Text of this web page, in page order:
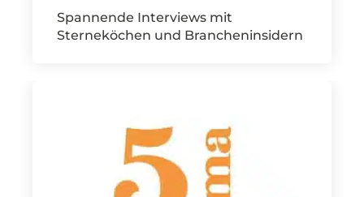
Spannende Interviews mit
Sterneköchen und Brancheninsidern